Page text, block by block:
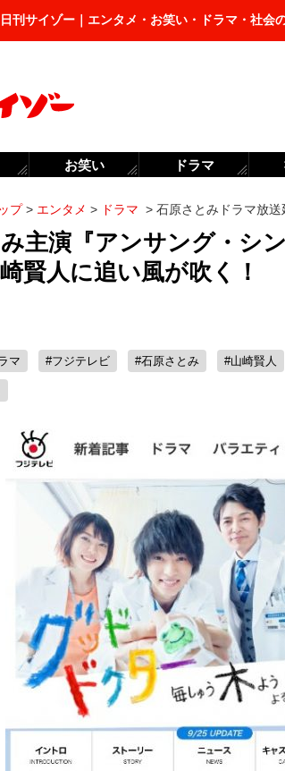
日刊サイゾー｜エンタメ・お笑い・ドラマ・社会
プ> エンタメ > ドラマ > 石原さとみドラマ放
主演『アンサング・シ
賢人に追い風が吹く！
マ #フジテレビ #石原さとみ #山崎賢人
お笑い ドラマ